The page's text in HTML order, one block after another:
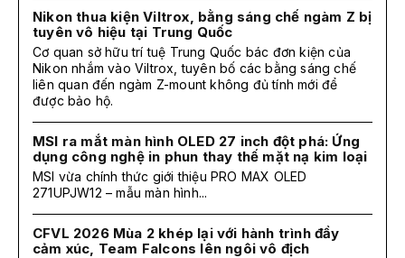
Nikon thua kiện Viltrox, bằng sáng chế ngàm Z bị
tuyên vô hiệu tại Trung Quốc
Cơ quan sở hữu trí tuệ Trung Quốc bác đơn kiện của
Nikon nhắm vào Viltrox, tuyên bố các bằng sáng chế
liên quan đến ngàm Z-mount không đủ tính mới để
được bảo hộ.
MSI ra mắt màn hình OLED 27 inch đột phá: Ứng
dụng công nghệ in phun thay thế mặt nạ kim loại
MSI vừa chính thức giới thiệu PRO MAX OLED
271UPJW12 – mẫu màn hình...
CFVL 2026 Mùa 2 khép lại với hành trình đầy
cảm xúc, Team Falcons lên ngôi vô địch